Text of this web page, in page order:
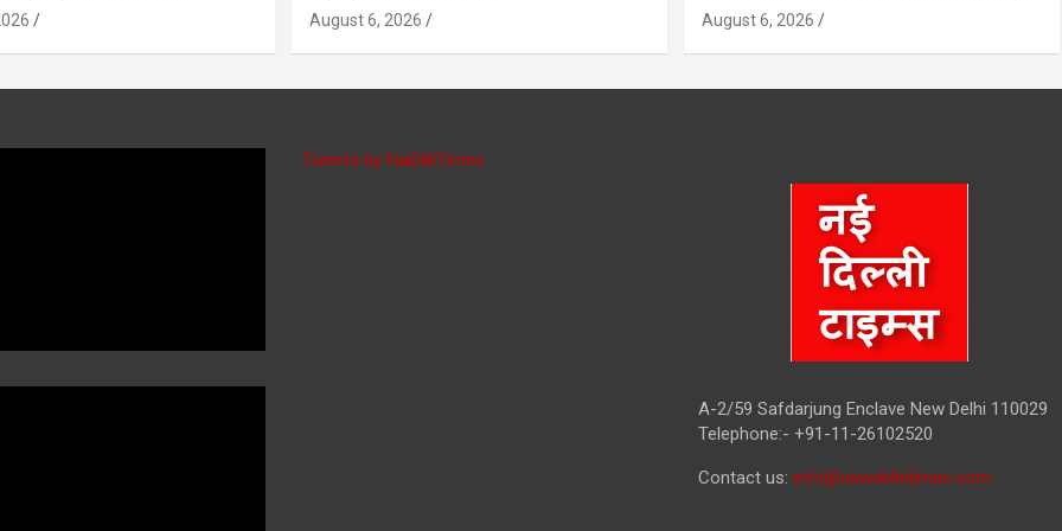
August 6, 2026 August 6, 2026
Tweets by NaiDilliTimes
A-2/59 Safdarjung Enclave New Delhi 110029
Telephone:- +91-11-26102520
Contact us: info@newdelhitimes.com